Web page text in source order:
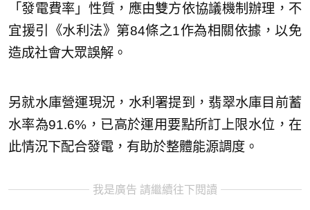
「發電費率」性質，應由雙方依協議機制辦理，不
宜援引《水利法》第84條之1作為相關依據，以免
造成社會大眾誤解。
另就水庫營運現況，水利署提到，翡翠水庫目前蓄
水率為91.6%，已高於運用要點所訂上限水位，在
此情況下配合發電，有助於整體能源調度。
我是廣告 請繼續往下閱讀